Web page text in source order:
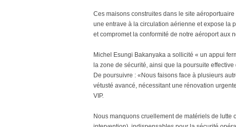
Ces maisons construites dans le site
une entrave à la circulation aérienne et expose la
et compromet la conformité de notre aéroport aux
Michel Esungi Bakanyaka a sollicité « un appui
la zone de sécurité, ainsi que la poursuite
De poursuivre : «Nous faisons face à plusieurs
vétusté avancé, nécessitant une rénovation
VIP.
Nous manquons cruellement de matériels de lutte